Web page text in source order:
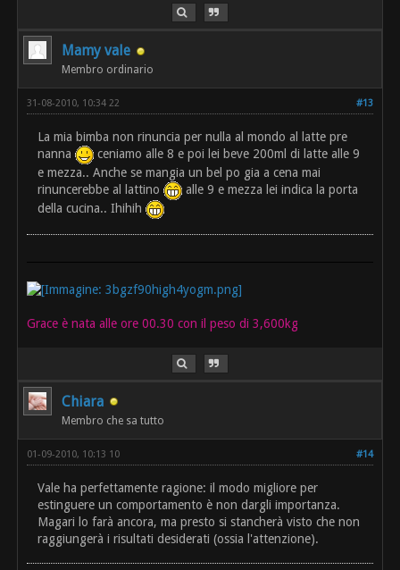
Mamy vale
Membro ordinario
#13
31-08-2010, 10:34 22
La mia bimba non rinuncia per nulla al mondo al latte pre
nanna
ceniamo alle 8 e poi lei beve 200ml di latte alle 9
e mezza.. Anche se mangia un bel po gia a cena mai
rinuncerebbe al lattino
alle 9 e mezza lei indica la porta
della cucina.. Ihihih
Grace è nata alle ore 00.30 con il peso di 3,600kg
Chiara
Membro che sa tutto
#14
01-09-2010, 10:13 10
Vale ha perfettamente ragione: il modo migliore per
estinguere un comportamento è non dargli importanza.
Magari lo farà ancora, ma presto si stancherà visto che non
raggiungerà i risultati desiderati (ossia l'attenzione).